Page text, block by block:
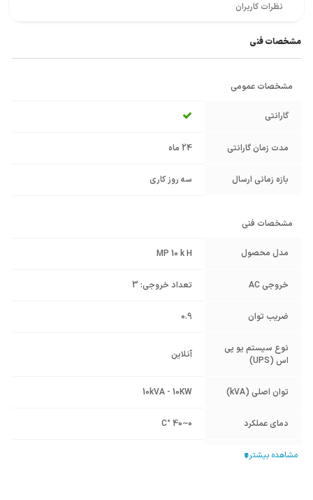
نظرات کاربران
مشخصات فنی
مشخصات عمومی
گارانتی
مدت زمان گارانتی 24 ماه
بازه زمانی ارسال سه روز کاری
مشخصات فنی
مدل محصول MP 10 k H
خروجی AC تعداد خروجی: 3
ضریب توان 0.9
نوع سیستم یو پی
اس (UPS)
آنلاین
توان اصلی (kVA) 10kVA - 10KW
دمای عملکرد 0~40 °C
رطوبت کاری